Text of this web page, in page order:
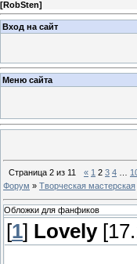
[RobSten]
Вход на сайт
Меню сайта
Страница 2 из 11 « 1 2 3 4
Форум » Творческая мастерская
Обложки для фанфиков
[1] Lovely